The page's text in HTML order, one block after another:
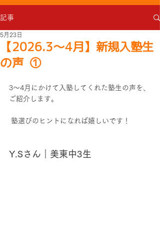
記事
【2026.3～4月】新規入塾生
の声 ①
5月23日
3～4月にかけて入塾してくれた塾生の声を、
ご紹介します。
塾選びのヒントになれば嬉しいです！
Y.Sさん｜美東中3生